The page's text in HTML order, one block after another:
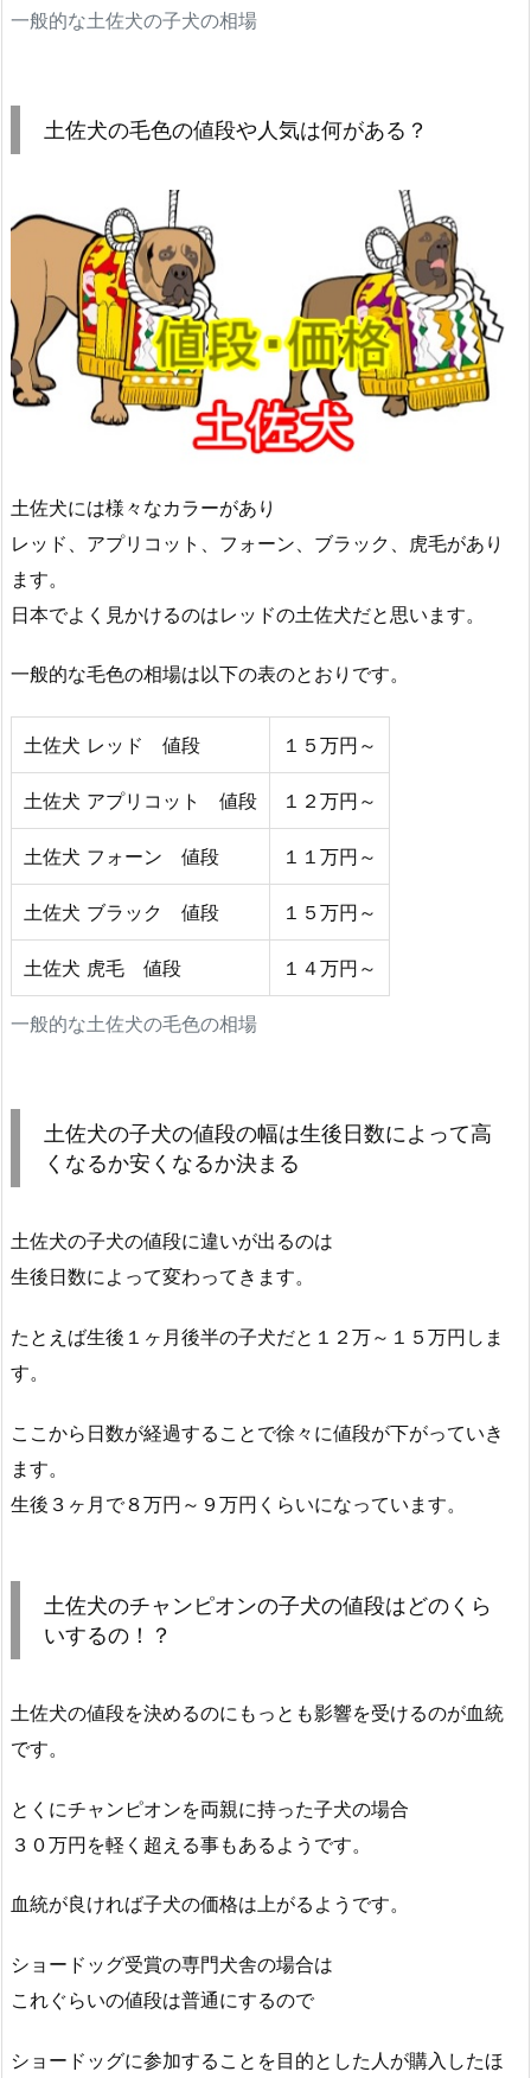
一般的な土佐犬の子犬の相場
土佐犬の毛色の値段や人気は何がある？
土佐犬には様々なカラーがあり
レッド、アプリコット、フォーン、ブラック、虎毛があり
ます。
日本でよく見かけるのはレッドの土佐犬だと思います。
一般的な毛色の相場は以下の表のとおりです。
一般的な土佐犬の毛色の相場
土佐犬 レッド 値段 １５万円～
土佐犬 アプリコット 値段 １２万円～
土佐犬 フォーン 値段 １１万円～
土佐犬 ブラック 値段 １５万円～
土佐犬 虎毛 値段 １４万円～
土佐犬の子犬の値段の幅は生後日数によって高
くなるか安くなるか決まる
土佐犬の子犬の値段に違いが出るのは
生後日数によって変わってきます。
たとえば生後１ヶ月後半の子犬だと１２万～１５万円しま
す。
ここから日数が経過することで徐々に値段が下がっていき
ます。
生後３ヶ月で８万円～９万円くらいになっています。
土佐犬のチャンピオンの子犬の値段はどのくら
いするの！？
土佐犬の値段を決めるのにもっとも影響を受けるのが血統
です。
とくにチャンピオンを両親に持った子犬の場合
３０万円を軽く超える事もあるようです。
血統が良ければ子犬の価格は上がるようです。
ショードッグ受賞の専門犬舎の場合は
これぐらいの値段は普通にするので
ショードッグに参加することを目的とした人が購入したほ